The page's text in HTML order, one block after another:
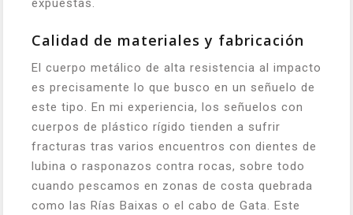
expuestas.
Calidad de materiales y fabricación
El cuerpo metálico de alta resistencia al impacto
es precisamente lo que busco en un señuelo de
este tipo. En mi experiencia, los señuelos con
cuerpos de plástico rígido tienden a sufrir
fracturas tras varios encuentros con dientes de
lubina o rasponazos contra rocas, sobre todo
cuando pescamos en zonas de costa quebrada
como las Rías Baixas o el cabo de Gata. Este